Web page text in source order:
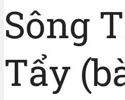
Sông
Tẩy